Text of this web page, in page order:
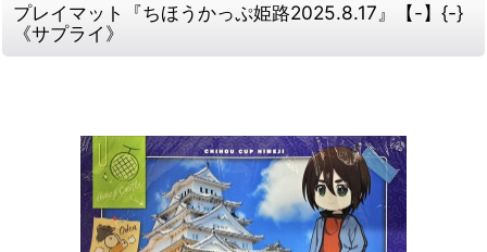
プレイマット『ちほうかっぷ姫路2025.8.17』【-】{-}
《サプライ》